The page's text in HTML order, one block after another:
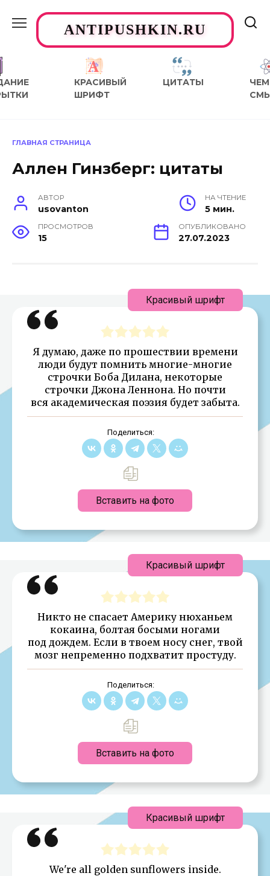
содержаниюANTIPUSHKIN.RU
КРАСИВЫЙ
ШРИФТ
ЦИТАТЫ
ЧЕМ
ГЛАВНАЯ СТРАНИЦА
Аллен Гинзберг: цитаты
АВТОР
usovanton
НА ЧТЕНИЕ
5 мин.
ПРОСМОТРОВ
15
ОПУБЛИКОВАНО
27.07.2023
Я думаю, даже по прошествии времени
люди будут помнить многие-многие
строчки Боба Дилана, некоторые
строчки Джона Леннона. Но почти
вся академическая поэзия будет забыта.
Поделиться:
Вставить на фото
Красивый шрифт
Никто не спасает Америку нюханьем
кокаина, болтая босыми ногами
под дождем. Если в твоем носу снег, твой
мозг непременно подхватит простуду.
Поделиться:
Вставить на фото
Красивый шрифт
We're all golden sunflowers inside.
Красивый шрифт